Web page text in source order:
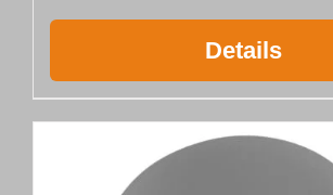
Details